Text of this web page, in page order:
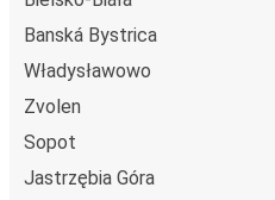
Banská Bystrica
Władysławowo
Zvolen
Sopot
Jastrzębia Góra